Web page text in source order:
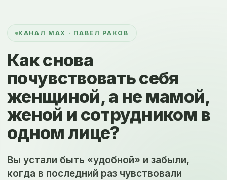
КАНАЛ MAX · ПАВЕЛ РАКОВ
Как снова
почувствовать себя
женщиной, а не мамой,
женой и сотрудником в
одном лице?
Вы устали быть «удобной» и забыли,
когда в последний раз чувствовали